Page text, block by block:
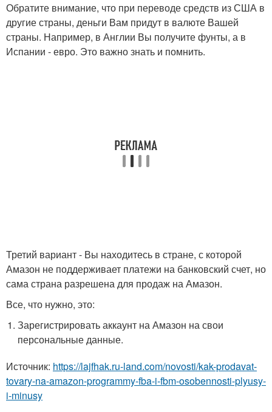
Обратите внимание, что при переводе средств из США в
другие страны, деньги Вам придут в валюте Вашей
страны. Например, в Англии Вы получите фунты, а в
Испании - евро. Это важно знать и помнить.
Третий вариант - Вы находитесь в стране, с которой
Амазон не поддерживает платежи на банковский счет, но
сама страна разрешена для продаж на Амазон.
Все, что нужно, это:
Зарегистрировать аккаунт на Амазон на свои
персональные данные.
Источник: https://lajfhak.ru-land.com/novosti/kak-prodavat-
tovary-na-amazon-programmy-fba-i-fbm-osobennosti-plyusy-
i-minusy